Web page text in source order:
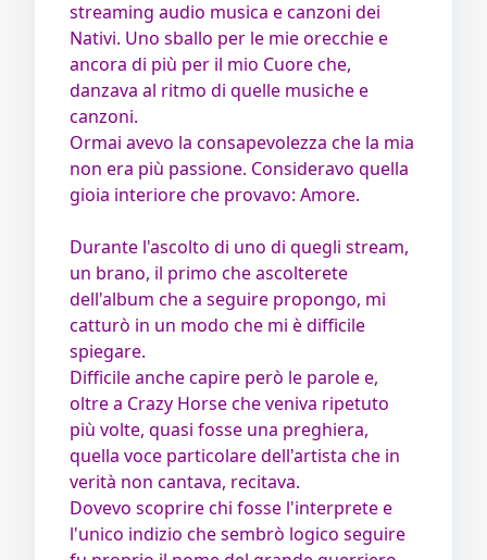
streaming audio musica e canzoni dei
Nativi. Uno sballo per le mie orecchie e
ancora di più per il mio Cuore che,
danzava al ritmo di quelle musiche e
canzoni.
Ormai avevo la consapevolezza che la mia
non era più passione. Consideravo quella
gioia interiore che provavo: Amore.
Durante l'ascolto di uno di quegli stream,
un brano, il primo che ascolterete
dell'album che a seguire propongo, mi
catturò in un modo che mi è difficile
spiegare.
Difficile anche capire però le parole e,
oltre a Crazy Horse che veniva ripetuto
più volte, quasi fosse una preghiera,
quella voce particolare dell'artista che in
verità non cantava, recitava.
Dovevo scoprire chi fosse l'interprete e
l'unico indizio che sembrò logico seguire